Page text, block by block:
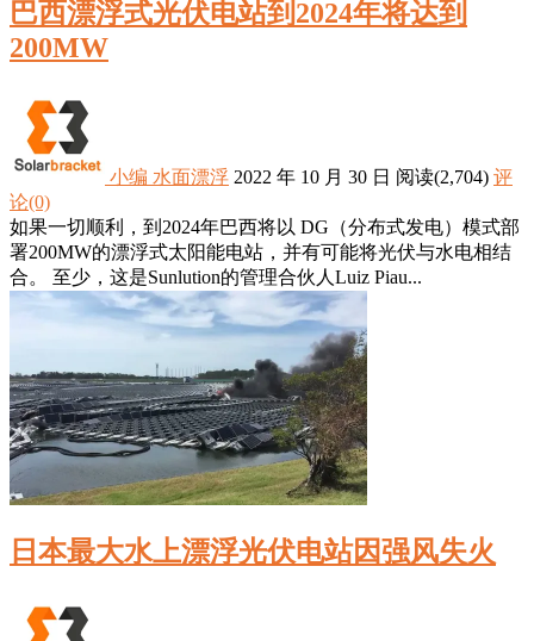
巴西漂浮式光伏电站到2024年将达到
200MW
小编 水面漂浮 2022 年 10 月 30 日 阅读(2,704) 评
论(0)
如果一切顺利，到2024年巴西将以 DG（分布式发电）模式部
署200MW的漂浮式太阳能电站，并有可能将光伏与水电相结
合。 至少，这是Sunlution的管理合伙人Luiz Piau...
日本最大水上漂浮光伏电站因强风失火